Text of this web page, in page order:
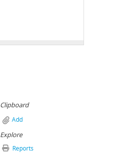
Clipboard
Add
Explore
Reports